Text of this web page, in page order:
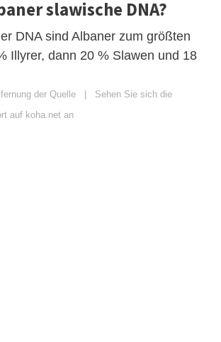
slawische DNA?
DNA sind Albaner zum größten
Illyrer, dann 20 % Slawen und 18
der Quelle | Sehen Sie sich die
auf koha.net an